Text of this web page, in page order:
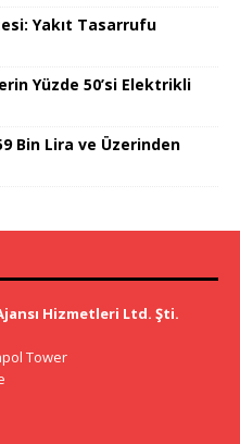
Yakıt Tasarrufu
Yüzde 50’si Elektrikli
Bin Lira ve Üzerinden
Hizmetleri Ltd. Şti.
Tower